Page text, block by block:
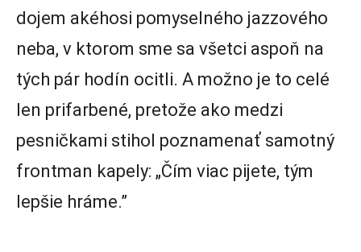
dojem akéhosi pomyselného jazzového
neba, v ktorom sme sa všetci aspoň na
tých pár hodín ocitli. A možno je to celé
len prifarbené, pretože ako medzi
pesničkami stihol poznamenať samotný
frontman kapely: „Čím viac pijete, tým
lepšie hráme.”